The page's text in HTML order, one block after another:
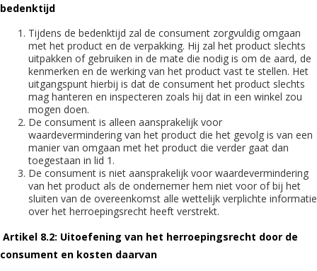
bedenktijd
Tijdens de bedenktijd zal de consument zorgvuldig omgaan
met het product en de verpakking. Hij zal het product slechts
uitpakken of gebruiken in de mate die nodig is om de aard, de
kenmerken en de werking van het product vast te stellen. Het
uitgangspunt hierbij is dat de consument het product slechts
mag hanteren en inspecteren zoals hij dat in een winkel zou
mogen doen.
De consument is alleen aansprakelijk voor
waardevermindering van het product die het gevolg is van een
manier van omgaan met het product die verder gaat dan
toegestaan in lid 1.
De consument is niet aansprakelijk voor waardevermindering
van het product als de ondernemer hem niet voor of bij het
sluiten van de overeenkomst alle wettelijk verplichte informatie
over het herroepingsrecht heeft verstrekt.
Artikel 8.2: Uitoefening van het herroepingsrecht door de
consument en kosten daarvan